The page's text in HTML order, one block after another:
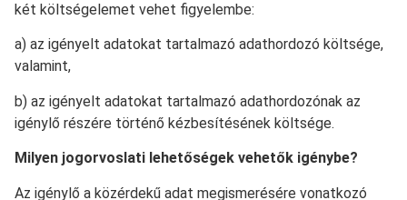
két költségelemet vehet figyelembe:
a) az igényelt adatokat tartalmazó adathordozó költsége,
valamint,
b) az igényelt adatokat tartalmazó adathordozónak az
igénylő részére történő kézbesítésének költsége.
Milyen jogorvoslati lehetőségek vehetők igénybe?
Az igénylő a közérdekű adat megismerésére vonatkozó